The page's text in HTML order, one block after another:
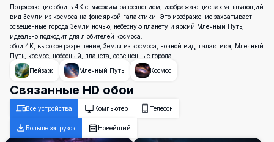
Потрясающие обои в 4K с высоким разрешением, изображающие захватывающий
вид Земли из космоса на фоне яркой галактики. Это изображение захватывает
освещенные города Земли ночью, небесную планету и яркий Млечный Путь,
идеально подходит для любителей космоса.
обои 4K, высокое разрешение, Земля из космоса, ночной вид, галактика, Млечный
Путь, космос, небесный, планета, освещенные города
Пейзаж
Млечный Путь Космос
Связанные HD обои
Все устройства Компьютер Телефон
Больше загрузок Новейший